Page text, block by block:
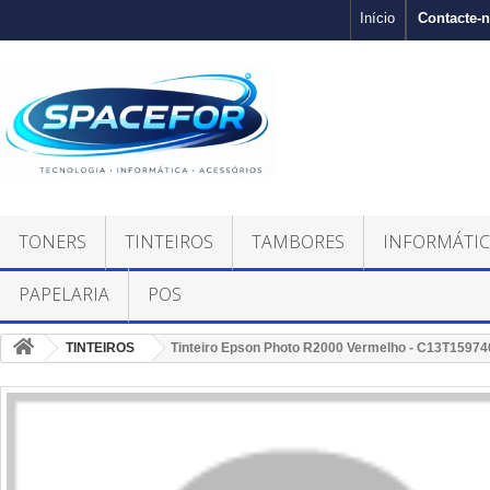
Contacte-
Início
TONERS TINTEIROS TAMBORES
PAPELARIA POS
TINTEIROS Tinteiro Epson Photo R2000 Vermelho -